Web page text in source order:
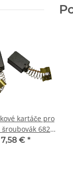
kartáče pro
6823
x 12,9 mm
7,58 € *